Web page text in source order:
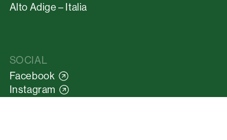
Alto Adige – Italia
SOCIAL
Facebook
Instagram